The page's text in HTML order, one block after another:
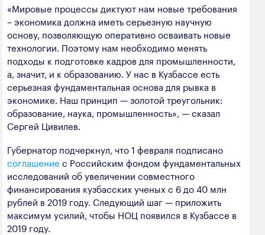
«Мировые процессы диктуют нам новые требования
– экономика должна иметь серьезную научную
основу, позволяющую оперативно осваивать новые
технологии. Поэтому нам необходимо менять
подходы к подготовке кадров для промышленности,
а, значит, и к образованию. У нас в Кузбассе есть
серьезная фундаментальная основа для рывка в
экономике. Наш принцип — золотой треугольник:
образование, наука, промышленность», — сказал
Сергей Цивилев.
Губернатор подчеркнул, что 1 февраля подписано
соглашение с Российским фондом фундаментальных
исследований об увеличении совместного
финансирования кузбасских ученых с 6 до 40 млн
рублей в 2019 году. Следующий шаг — приложить
максимум усилий, чтобы НОЦ появился в Кузбассе в
2019 году.